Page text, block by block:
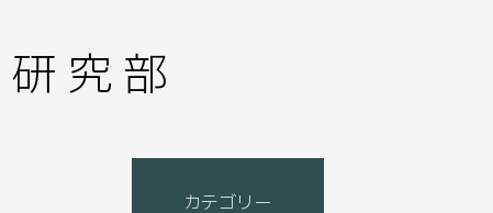
究部
カテゴリー